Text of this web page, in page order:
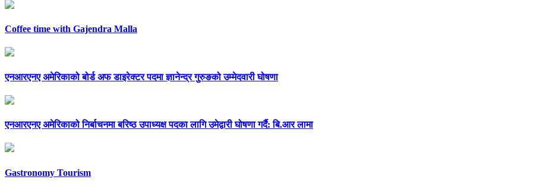
Coffee time with Gajendra Malla
एनआरएनए अमेरिकाको बोर्ड अफ डाइरेक्टर पदमा ज्ञानेन्द्र गुरुङको उम्मेदवारी घोषणा
एनआरएनए अमेरिकाको निर्बाचनमा बरिष्ठ उपाध्यक्ष पदका लागि उमेद्वारी घोषणा गर्दै: बि.आर लामा
Gastronomy Tourism